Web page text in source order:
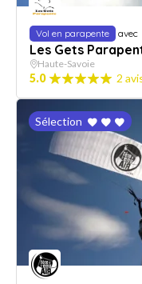
Vol en parapente avec
Les Gets
Haute-Savoie
5.0 2
Sélection